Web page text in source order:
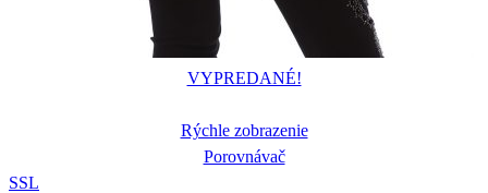
VYPREDANÉ!
Rýchle zobrazenie
Porovnávač
SSL